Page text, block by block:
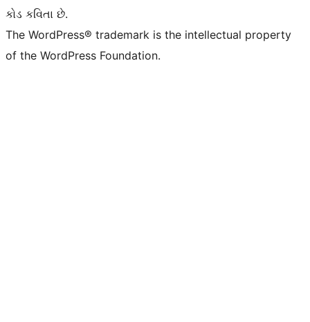
કોડ કવિતા છે.
The WordPress® trademark is the intellectual property
of the WordPress Foundation.